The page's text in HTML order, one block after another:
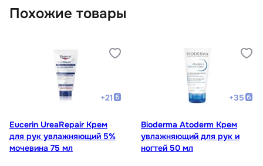
Похожие товары
+21
Eucerin UreaRepair Крем
для рук увлажняющий 5%
мочевина 75 мл
+35
Bioderma Atoderm Крем
увлажняющий для рук и
ногтей 50 мл